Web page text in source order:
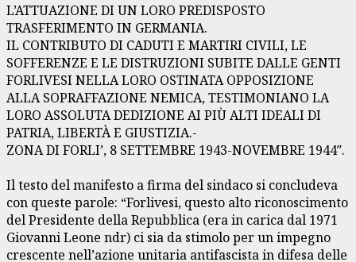
L’ATTUAZIONE DI UN LORO PREDISPOSTO
TRASFERIMENTO IN GERMANIA.
IL CONTRIBUTO DI CADUTI E MARTIRI CIVILI, LE
SOFFERENZE E LE DISTRUZIONI SUBITE DALLE GENTI
FORLIVESI NELLA LORO OSTINATA OPPOSIZIONE
ALLA SOPRAFFAZIONE NEMICA, TESTIMONIANO LA
LORO ASSOLUTA DEDIZIONE AI PIÙ ALTI IDEALI DI
PATRIA, LIBERTÀ E GIUSTIZIA.-
ZONA DI FORLI’, 8 SETTEMBRE 1943-NOVEMBRE 1944″.
Il testo del manifesto a firma del sindaco si concludeva
con queste parole: “Forlivesi, questo alto riconoscimento
del Presidente della Repubblica (era in carica dal 1971
Giovanni Leone ndr) ci sia da stimolo per un impegno
crescente nell’azione unitaria antifascista in difesa delle